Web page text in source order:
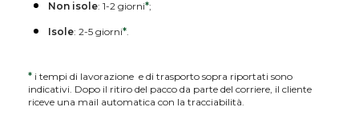
Non isole: 1-2 giorni*;
Isole: 2-5 giorni*
* i tempi di lavorazione e di trasporto sopra riportati sono
indicativi. Dopo il ritiro del pacco da parte del corriere, il cliente
riceve una mail automatica con la tracciabilità.